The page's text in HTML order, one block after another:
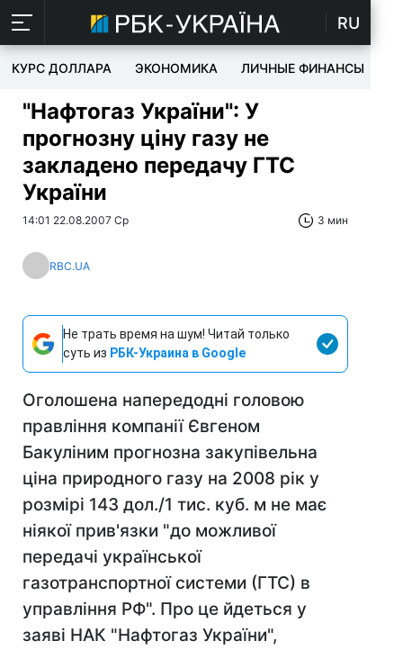
RU
КУРС ДОЛЛАРА ЭКОНОМИКА ЛИЧНЫЕ ФИНАНСЫ
"Нафтогаз України": У
прогнозну ціну газу не
закладено передачу ГТС
України
14:01 22.08.2007 Ср 3 мин
RBC.UA
Не трать время на шум! Читай только
суть из РБК-Украина в Google
Оголошена напередодні головою
правління компанії Євгеном
Бакуліним прогнозна закупівельна
ціна природного газу на 2008 рік у
розмірі 143 дол./1 тис. куб. м не має
ніякої прив'язки "до можливої
передачі української
газотранспортної системи (ГТС) в
управління РФ". Про це йдеться у
заяві НАК "Нафтогаз України",